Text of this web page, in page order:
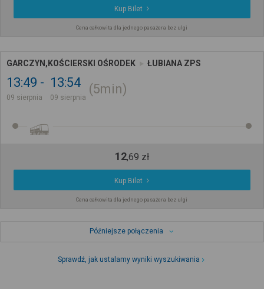
Kup Bilet
Cena całkowita dla jednego pasażera bez ulgi
GARCZYN,KOŚCIERSKI OŚRODEK ŁUBIANA ZPS
13:49
09 sierpnia
13:54
09 sierpnia
5min
12,69 zł
Kup Bilet
Cena całkowita dla jednego pasażera bez ulgi
Późniejsze połączenia
Sprawdź, jak ustalamy wyniki wyszukiwania